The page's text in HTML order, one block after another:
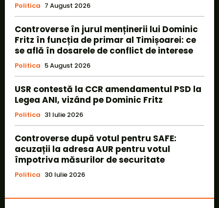
Politica 7 August 2026
Controverse în jurul menținerii lui Dominic
Fritz în funcția de primar al Timișoarei: ce
se află în dosarele de conflict de interese
Politica 5 August 2026
USR contestă la CCR amendamentul PSD la
Legea ANI, vizând pe Dominic Fritz
Politica 31 Iulie 2026
Controverse după votul pentru SAFE:
acuzații la adresa AUR pentru votul
împotriva măsurilor de securitate
Politica 30 Iulie 2026